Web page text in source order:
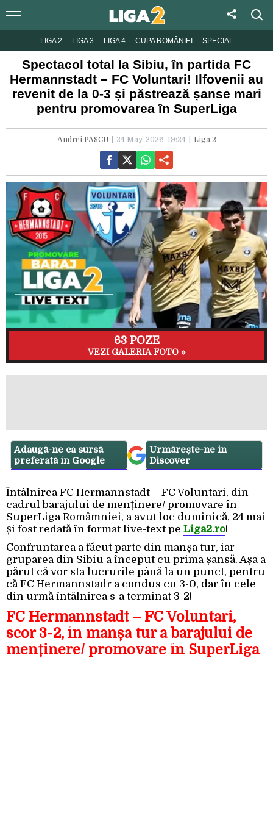
LIGA 2 LIGA 3 LIGA 4 CUPA ROMÂNIEI SPECIAL
Spectacol total la Sibiu, în partida FC
Hermannstadt – FC Voluntari! Ilfovenii au
revenit de la 0-3 și păstrează șanse mari
pentru promovarea în SuperLiga
Andrei PASCU 24 May. 2026, 19:24 Liga 2
63 POZE
VEZI GALERIA FOTO »
Adaugă-ne ca sursă
preferată în Google
Urmărește-ne in
Discover
Întâlnirea FC Hermannstadt – FC Voluntari, din
cadrul barajului de menținere/ promovare în
SuperLiga Româmniei, a avut loc duminică, 24 mai
și fost redată în format live-text pe Liga2.ro!
Confruntarea a făcut parte din manșa tur, iar
gruparea din Sibiu a început cu prima șansă. Așa a
părut că vor sta lucrurile până la un punct, pentru
că FC Hermannstadr a condus cu 3-0, dar în cele
din urmă întâlnirea s-a terminat 3-2!
FC Hermannstadt – FC Voluntari,
scor 3-2, în manșa tur a barajului de
menținere/ promovare în SuperLiga